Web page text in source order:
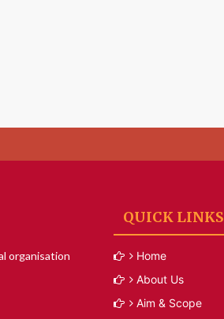
organisation
QUICK LINKS
Home
About Us
Aim & Scope